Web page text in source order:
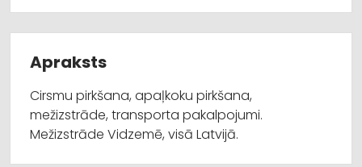
Apraksts
Cirsmu pirkšana, apaļkoku pirkšana,
mežizstrāde, transporta pakalpojumi.
Mežizstrāde Vidzemē, visā Latvijā.